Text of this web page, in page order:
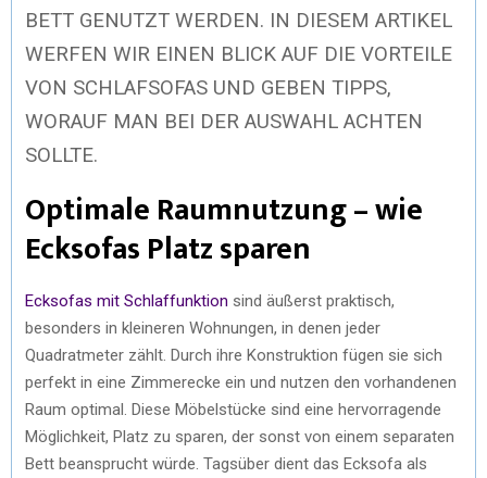
BETT GENUTZT WERDEN. IN DIESEM ARTIKEL
WERFEN WIR EINEN BLICK AUF DIE VORTEILE
VON SCHLAFSOFAS UND GEBEN TIPPS,
WORAUF MAN BEI DER AUSWAHL ACHTEN
SOLLTE.
Optimale Raumnutzung – wie
Ecksofas Platz sparen
Ecksofas mit Schlaffunktion sind äußerst praktisch,
besonders in kleineren Wohnungen, in denen jeder
Quadratmeter zählt. Durch ihre Konstruktion fügen sie sich
perfekt in eine Zimmerecke ein und nutzen den vorhandenen
Raum optimal. Diese Möbelstücke sind eine hervorragende
Möglichkeit, Platz zu sparen, der sonst von einem separaten
Bett beansprucht würde. Tagsüber dient das Ecksofa als